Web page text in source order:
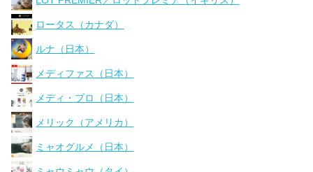
ロータス（カナダ）
ルナ（日本）
メディファス（日本）
メディ・プロ（日本）
メリック（アメリカ）
ミャオグルメ（日本）